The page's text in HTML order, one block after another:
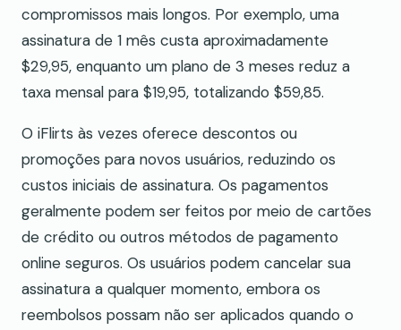
compromissos mais longos. Por exemplo, uma
assinatura de 1 mês custa aproximadamente
$29,95, enquanto um plano de 3 meses reduz a
taxa mensal para $19,95, totalizando $59,85.
O iFlirts às vezes oferece descontos ou
promoções para novos usuários, reduzindo os
custos iniciais de assinatura. Os pagamentos
geralmente podem ser feitos por meio de cartões
de crédito ou outros métodos de pagamento
online seguros. Os usuários podem cancelar sua
assinatura a qualquer momento, embora os
reembolsos possam não ser aplicados quando o